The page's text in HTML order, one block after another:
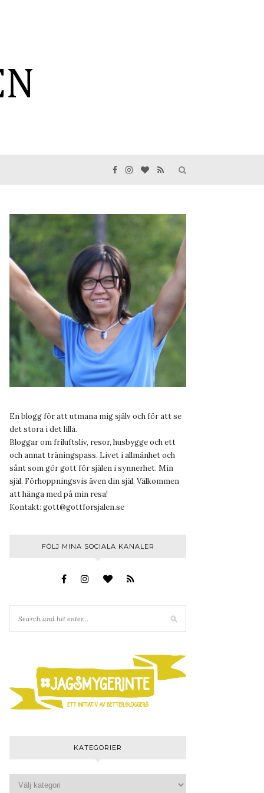
En blogg för att utmana mig själv och för att se
det stora i det lilla.
Bloggar om friluftsliv, resor, husbygge och ett
och annat träningspass. Livet i allmänhet och
sånt som gör gott för själen i synnerhet. Min
själ. Förhoppningsvis även din själ. Välkommen
att hänga med på min resa!
Kontakt: gott@gottforsjalen.se
FÖLJ MINA SOCIALA KANALER
KATEGORIER